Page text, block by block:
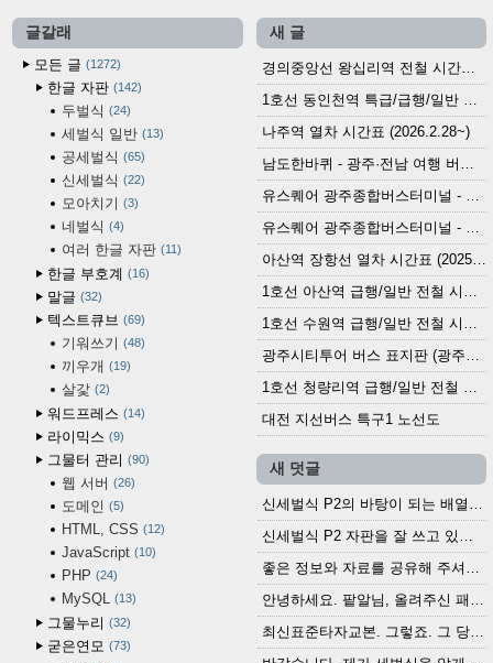
글갈래
모든 글
1272
한글 자판 142
두벌식 24
세벌식 일반 13
공세벌식 65
신세벌식 22
모아치기 3
네벌식 4
여러 한글 자판 11
한글 부호계 16
말글 32
텍스트큐브 69
기워쓰기 48
끼우개 19
살갗 2
워드프레스 14
라이믹스 9
그물터 관리 90
웹 서버 26
도메인 5
HTML, CSS 12
JavaScript 10
PHP 24
MySQL 13
그물누리 32
굳은연모 73
새 글
경의중앙선 왕십리역 전철 시간표 (2026.4.20~)
나주역 열차 시간표 (2026.2.28~)
아산역 장항선 열차 시간표 (2025.12.30 기준) (무궁화호, ITX-마음, 새마을호, 서해금빛열차)
대전 지선버스 특구1 노선도
새 덧글
최신표준타자교본. 그렇죠. 그 당시에 최신 표준...